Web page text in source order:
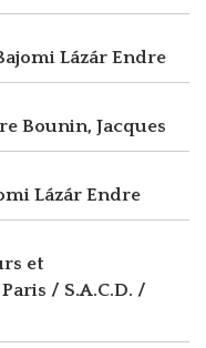
Lázár Endre
Bounin, Jacques
Lázár Endre
et
/ S.A.C.D. /